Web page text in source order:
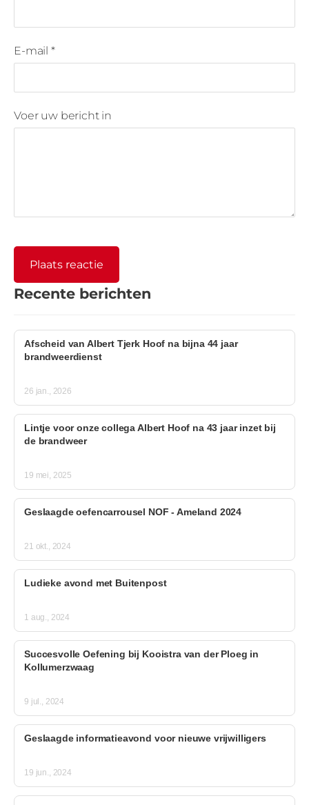
Recente berichten
Afscheid van Albert Tjerk Hoof na bijna 44 jaar
brandweerdienst
26 jan., 2026
Lintje voor onze collega Albert Hoof na 43 jaar inzet bij
de brandweer
19 mei, 2025
Geslaagde oefencarrousel NOF - Ameland 2024
21 okt., 2024
Ludieke avond met Buitenpost
1 aug., 2024
Succesvolle Oefening bij Kooistra van der Ploeg in
Kollumerzwaag
9 jul., 2024
Geslaagde informatieavond voor nieuwe vrijwilligers
19 jun., 2024
E-mail *
Voer uw bericht in